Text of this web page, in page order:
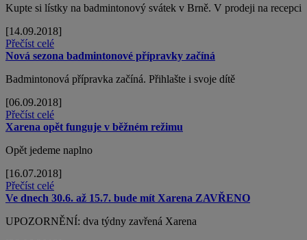
Kupte si lístky na badmintonový svátek v Brně. V prodeji na recepci
[14.09.2018]
Přečíst celé
Nová sezona badmintonové přípravky začíná
Badmintonová přípravka začíná. Přihlašte i svoje dítě
[06.09.2018]
Přečíst celé
Xarena opět funguje v běžném režimu
Opět jedeme naplno
[16.07.2018]
Přečíst celé
Ve dnech 30.6. až 15.7. bude mít Xarena ZAVŘENO
UPOZORNĚNÍ: dva týdny zavřená Xarena